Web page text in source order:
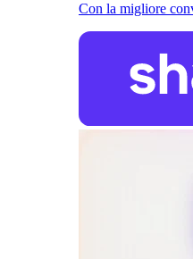
Con la migliore